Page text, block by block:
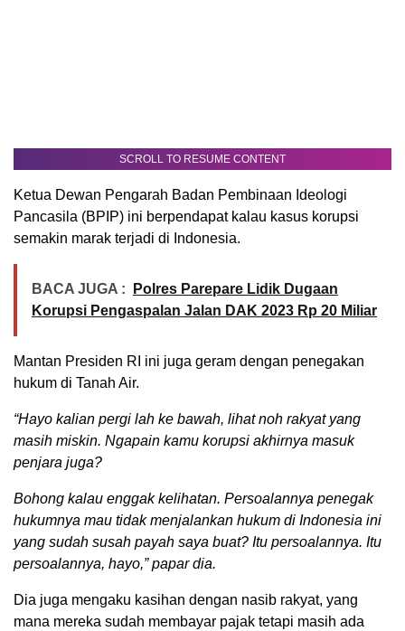
SCROLL TO RESUME CONTENT
Ketua Dewan Pengarah Badan Pembinaan Ideologi
Pancasila (BPIP) ini berpendapat kalau kasus korupsi
semakin marak terjadi di Indonesia.
BACA JUGA :
Polres Parepare Lidik Dugaan
Korupsi Pengaspalan Jalan DAK 2023 Rp 20 Miliar
Mantan Presiden RI ini juga geram dengan penegakan
hukum di Tanah Air.
“Hayo kalian pergi lah ke bawah, lihat noh rakyat yang
masih miskin. Ngapain kamu korupsi akhirnya masuk
penjara juga?
Bohong kalau enggak kelihatan. Persoalannya penegak
hukumnya mau tidak menjalankan hukum di Indonesia ini
yang sudah susah payah saya buat? Itu persoalannya. Itu
persoalannya, hayo,” papar dia.
Dia juga mengaku kasihan dengan nasib rakyat, yang
mana mereka sudah membayar pajak tetapi masih ada